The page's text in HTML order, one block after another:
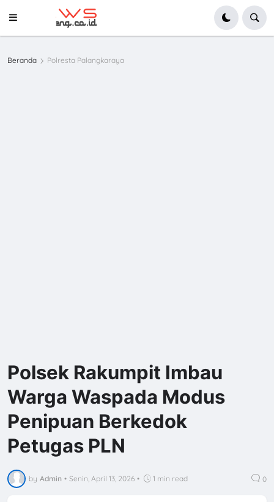
Beranda Polresta Palangkaraya
Polsek Rakumpit Imbau
Warga Waspada Modus
Penipuan Berkedok
Petugas PLN
by Admin • Senin, April 13, 2026 • 1 min read 0